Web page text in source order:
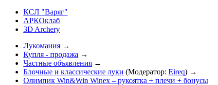
КСЛ "Варяг"
АРКОклаб
3D Archery
Лукомания →
Купля - продажа →
Частные объявления →
Блочные и классические луки (Модератор: Eireq) →
Олимпик Win&Win Winex – рукоятка + плечи + бонусы